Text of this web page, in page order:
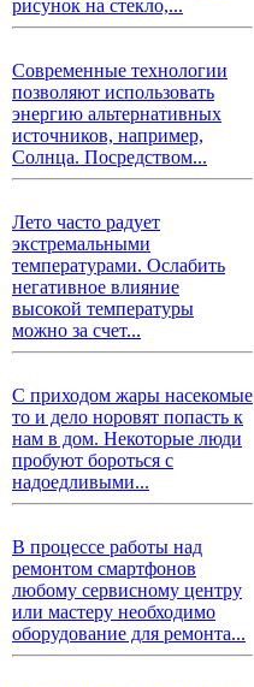
рисунок на стекло,...
Современные технологии
позволяют использовать
энергию альтернативных
источников, например,
Солнца. Посредством...
Лето часто радует
экстремальными
температурами. Ослабить
негативное влияние
высокой температуры
можно за счет...
С приходом жары насекомые
то и дело норовят попасть к
нам в дом. Некоторые люди
пробуют бороться с
надоедливыми...
В процессе работы над
ремонтом смартфонов
любому сервисному центру
или мастеру необходимо
оборудование для ремонта...